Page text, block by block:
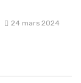
24 mars 2024